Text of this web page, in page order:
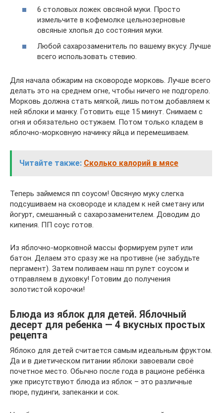
6 столовых ложек овсяной муки. Просто
измельчите в кофемолке цельнозерновые
овсяные хлопья до состояния муки.
Любой сахарозаменитель по вашему вкусу. Лучше
всего использовать стевию.
Для начала обжарим на сковороде морковь. Лучше всего
делать это на среднем огне, чтобы ничего не подгорело.
Морковь должна стать мягкой, лишь потом добавляем к
ней яблоки и манку. Готовить еще 15 минут. Снимаем с
огня и обязательно остужаем. Потом только кладем в
яблочно-морковную начинку яйца и перемешиваем.
Читайте также: Сколько калорий в мясе
Теперь займемся пп соусом! Овсяную муку слегка
подсушиваем на сковороде и кладем к ней сметану или
йогурт, смешанный с сахарозаменителем. Доводим до
кипения. ПП соус готов.
Из яблочно-морковной массы формируем рулет или
батон. Делаем это сразу же на противне (не забудьте
пергамент). Затем поливаем наш пп рулет соусом и
отправляем в духовку! Готовим до получения
золотистой корочки!
Блюда из яблок для детей. Яблочный
десерт для ребенка — 4 вкусных простых
рецепта
Яблоко для детей считается самым идеальным фруктом.
Да и в диетическом питании яблоки завоевали своё
почетное место. Обычно после года в рационе ребёнка
уже присутствуют блюда из яблок – это различные
пюре, пудинги, запеканки и сок.